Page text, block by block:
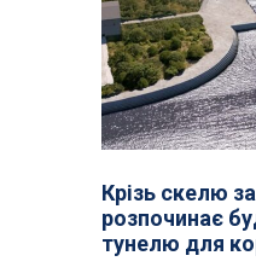
Крізь скелю
розпочинає
тунелю для